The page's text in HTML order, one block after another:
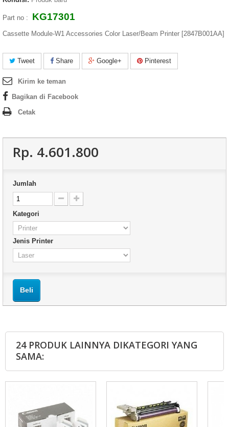
Part no : KG17301
Cassette Module-W1 Accessories Color Laser/Beam Printer [2847B001AA]
Tweet Share Google+ Pinterest
Kirim ke teman
Bagikan di Facebook
Cetak
Rp‎. 4.601.800
Jumlah
Kategori
Jenis Printer
Beli
24 PRODUK LAINNYA DIKATEGORI YANG
SAMA: